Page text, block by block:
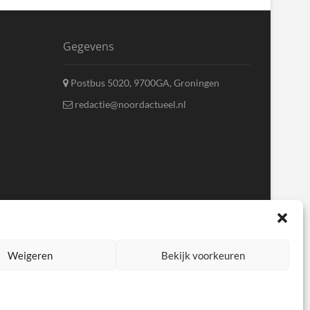
Weigeren Bekijk voorkeuren
Gegevens
Postbus 5020, 9700GA, Groningen
redactie@noordactueel.nl